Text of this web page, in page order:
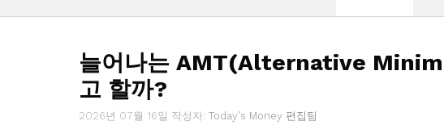
기
늘어나는 AMT(Alternative
고 할까?
2026년 07월 16일 작성자: Today's Money 편집팀